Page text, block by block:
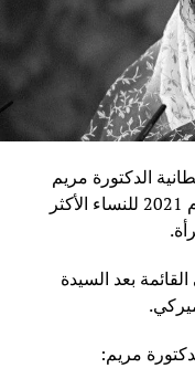
الدكتورة مريم
الصادق المهدي في قائمتها السنوية للعام 2021 للنساء الأكثر
بعد السيدة
مريم: